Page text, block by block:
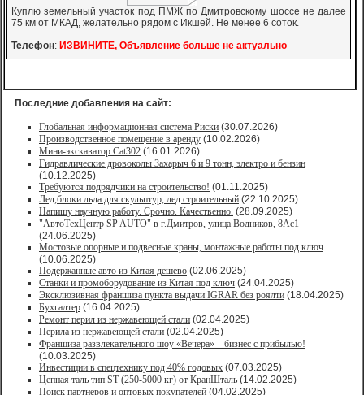
Куплю земельный участок под ПМЖ по Дмитровскому шоссе не далее
75 км от МКАД, желательно рядом с Икшей. Не менее 6 соток.
Телефон: ИЗВИНИТЕ, Объявление больше не актуально
Последние добавления на сайт:
Глобальная информационная система Риски (30.07.2026)
Производственное помещение в аренду (10.02.2026)
Мини-экскаватор Cat302 (16.01.2026)
Гидравлические дровоколы Захарыч 6 и 9 тонн, электро и бензин
(10.12.2025)
Требуются подрядчики на строительство! (01.11.2025)
Лед,блоки льда для скульптур, лед строительный (22.10.2025)
Напишу научную работу. Срочно. Качественно. (28.09.2025)
"АвтоТехЦентр SP AUTO" в г.Дмитров, улица Водников, 8Ас1
(24.06.2025)
Мостовые опорные и подвесные краны, монтажные работы под ключ
(10.06.2025)
Подержанные авто из Китая дешево (02.06.2025)
Станки и промоборудование из Китая под ключ (24.04.2025)
Эксклюзивная франшиза пункта выдачи IGRAR без роялти (18.04.2025)
Бухгалтер (16.04.2025)
Ремонт перил из нержавеющей стали (02.04.2025)
Перила из нержавеющей стали (02.04.2025)
Франшиза развлекательного шоу «Вечера» – бизнес с прибылью!
(10.03.2025)
Инвестиции в спецтехнику под 40% годовых (07.03.2025)
Цепная таль тип ST (250-5000 кг) от КранШталь (14.02.2025)
Поиск партнеров и оптовых покупателей (04.02.2025)